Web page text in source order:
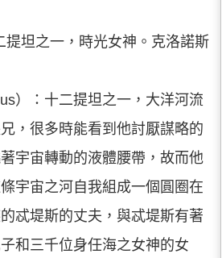
提坦之一，時光女神。克洛諾斯
）：十二提坦之一，大洋河流
，很多時能看到他討厭謀略的
宇宙轉動的液體腰帶，故而他
宇宙之河自我組成一個圓圈在
忒堤斯的丈夫，與忒堤斯有著
和三千位身任海之女神的女